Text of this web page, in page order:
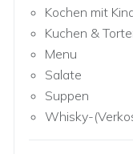
Kochen mit
Kuchen &
Menu
Salate
Suppen
Whisky-